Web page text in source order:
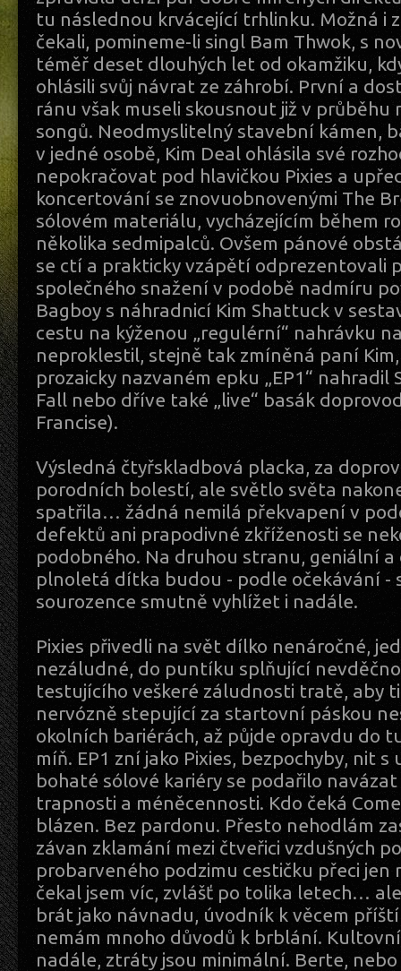
tu následnou krvácející trhlinku. Možná i
čekali, pomineme-li singl Bam Thwok, s
téměř deset dlouhých let od okamžiku,
ohlásili svůj návrat ze záhrobí. První a
ránu však museli skousnout již v průběhu
songů. Neodmyslitelný stavební kámen,
v jedné osobě, Kim Deal ohlásila své
nepokračovat pod hlavičkou Pixies a
koncertování se znovuobnovenými The
sólovém materiálu, vycházejícím během
několika sedmipalců. Ovšem pánové
se ctí a prakticky vzápětí odprezentovali
společného snažení v podobě nadmíru
Bagboy s náhradnicí Kim Shattuck v
cestu na kýženou „regulérní“ nahrávku
neproklestil, stejně tak zmíněná paní
prozaicky nazvaném epku „EP1“ nahradil
Fall nebo dříve také „live“ basák
Francise).
Výsledná čtyřskladbová placka, za
porodních bolestí, ale světlo světa
spatřila… žádná nemilá překvapení v
defektů ani prapodivné zkříženosti se
podobného. Na druhou stranu, geniální a
plnoletá dítka budou - podle očekávání -
sourozence smutně vyhlížet i nadále.
Pixies přivedli na svět dílko nenáročné,
nezáludné, do puntíku splňující
testujícího veškeré záludnosti tratě, aby
nervózně stepující za startovní páskou
okolních bariérách, až půjde opravdu do
míň. EP1 zní jako Pixies, bezpochyby, nit s
bohaté sólové kariéry se podařilo
trapnosti a méněcennosti. Kdo čeká
blázen. Bez pardonu. Přesto nehodlám
závan zklamání mezi čtveřici vzdušných
probarveného podzimu cestičku přeci jen
čekal jsem víc, zvlášť po tolika letech…
brát jako návnadu, úvodník k věcem
nemám mnoho důvodů k brblání.
nadále, ztráty jsou minimální. Berte,